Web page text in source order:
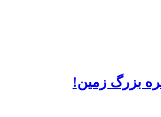
بزرگ زمین!